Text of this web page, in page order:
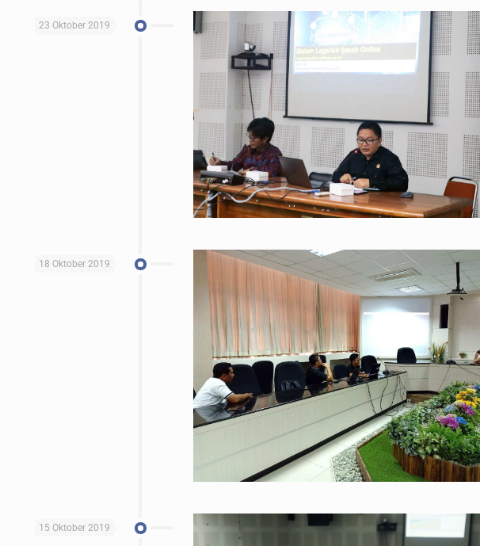
23 Oktober 2019
18 Oktober 2019
15 Oktober 2019